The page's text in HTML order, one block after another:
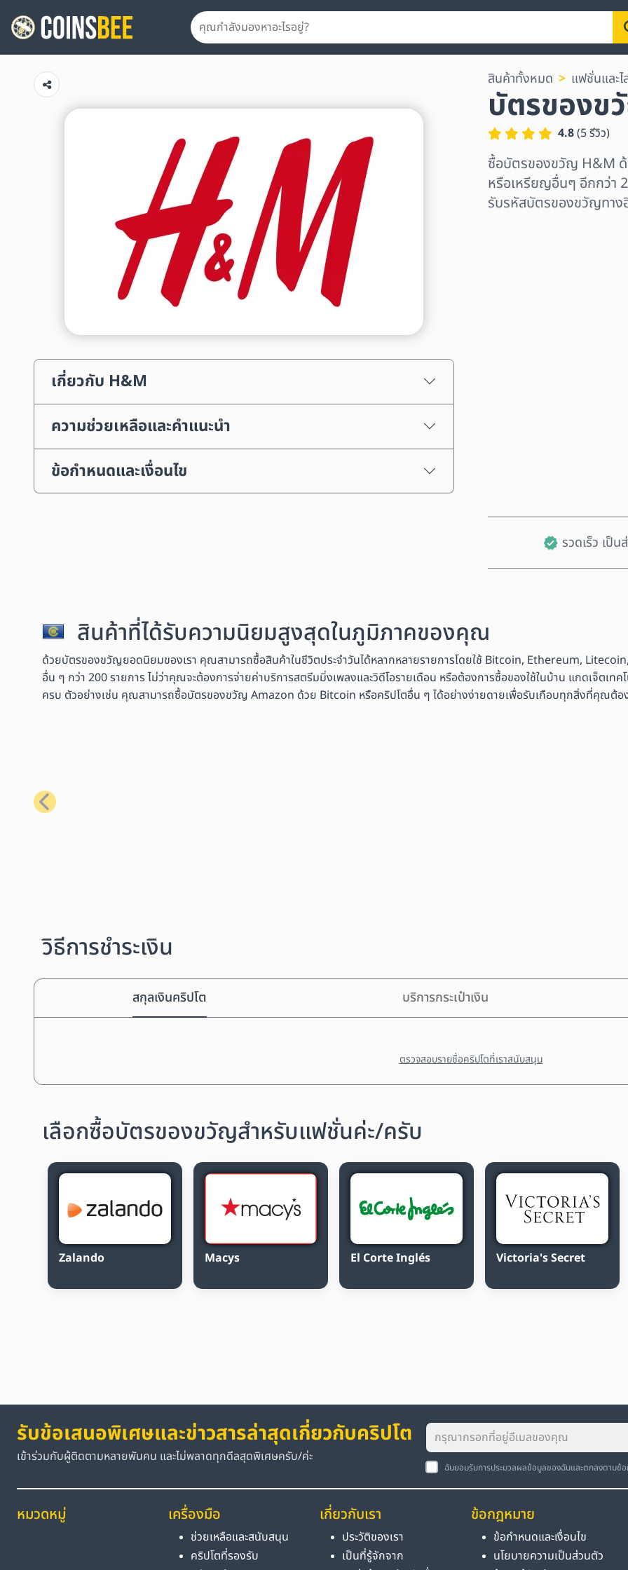
เกี่ยวกับ H&M
ความช่วยเหลือและคำแนะนำ
ข้อกำหนดและเงื่อนไข
สินค้าทั้งหมด แฟชั่นและ
บัตรของข
4.8(5รีวิว)
ซื้อบัตรของขวัญ H&M
หรือเหรียญอื่นๆ อีกกว่า
รับรหัสบัตรของขวัญทาง
รวดเร็ว เป็
สินค้าที่ได้รับความนิยมสูงสุดในภูมิภาคของคุณ
ด้วยบัตรของขวัญยอดนิยมของเรา คุณสามารถซื้อสินค้าในชีวิตประจำวันได้หลากหลายรายการโดยใช้ Bitcoin, Ethereum, Litecoin,
อื่น ๆ กว่า 200 รายการ ไม่ว่าคุณจะต้องการจ่ายค่าบริการสตรีมมิ่งเพลงและวิดีโอรายเดือน หรือต้องการซื้อของใช้ในบ้าน แกดเจ็ตเท
ครบ ตัวอย่างเช่น คุณสามารถซื้อบัตรของขวัญ Amazon ด้วย Bitcoin หรือคริปโตอื่น ๆ ได้อย่างง่ายดายเพื่อรับเกือบทุกสิ่งที่คุณต้อ
ก่อนหน้า
วิธีการชำระเงิน
สกุลเงินคริปโต บริการกระเป๋าเงิน
ตรวจสอบรายชื่อคริปโตที่เราสนับสนุน
เลือกซื้อบัตรของขวัญสำหรับแฟชั่นค่ะ/ครับ
Zalando Macys El Corte Inglés Victoria's Secret
รับข้อเสนอพิเศษและข่าวสารล่าสุดเกี่ยวกับคริปโต
เข้าร่วมกับผู้ติดตามหลายพันคน และไม่พลาดทุกดีลสุดพิเศษครับ/ค่ะ
ฉันยอมรับการประมวลผลข้อมูลของฉันและตกลงตามข้
หมวดหมู่ เครื่องมือ
ช่วยเหลือและสนับสนุน
คริปโตที่รองรับ
เกี่ยวกับเรา
ประวัติของเรา
เป็นที่รู้จักจาก
ข้อกฎหมาย
ข้อกำหนดและเงื่อนไข
นโยบายความเป็นส่วนตัว